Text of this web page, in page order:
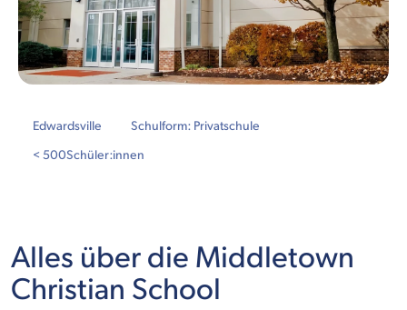
Edwardsville
Schulform: Privatschule
< 500Schüler:innen
Alles über die Middletown
Christian School